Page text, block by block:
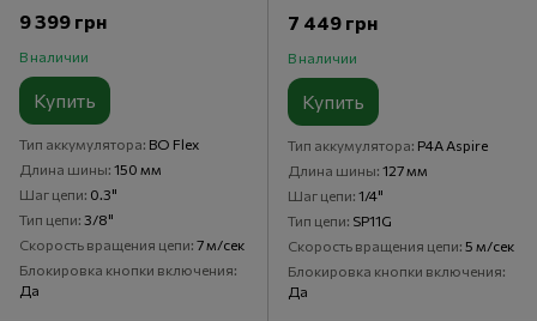
9 399 грн
В наличии
Купить
Тип аккумулятора BO Flex
Длина шины 150 мм
Шаг цепи 0.3"
Тип цепи 3/8"
Скорость вращения цепи 7 м/сек
Блокировка кнопки включения
Да
7 449 грн
В наличии
Купить
Тип аккумулятора P4A Aspire
Длина шины 127 мм
Шаг цепи 1/4"
Тип цепи SP11G
Скорость вращения цепи 5 м/сек
Блокировка кнопки включения
Да